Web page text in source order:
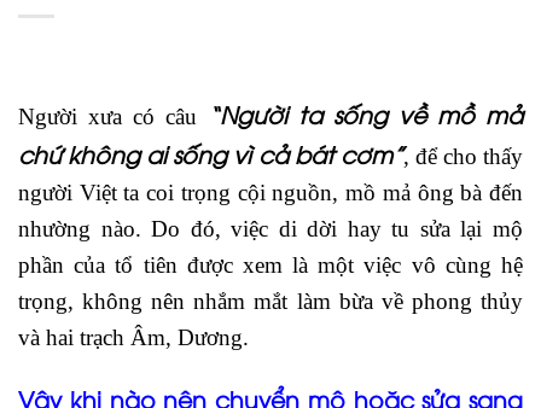
Người xưa có câu
“Người ta sống về mồ mả
chứ không ai sống vì cả bát cơm”, để cho thấy
người Việt ta coi trọng cội nguồn, mồ mả ông bà đến
nhường nào. Do đó, việc di dời hay tu sửa lại mộ
phần của tổ tiên được xem là một việc vô cùng hệ
trọng, không nên nhắm mắt làm bừa về phong thủy
và hai trạch Âm, Dương.
Vậy khi nào nên chuyển mộ hoặc sửa sang